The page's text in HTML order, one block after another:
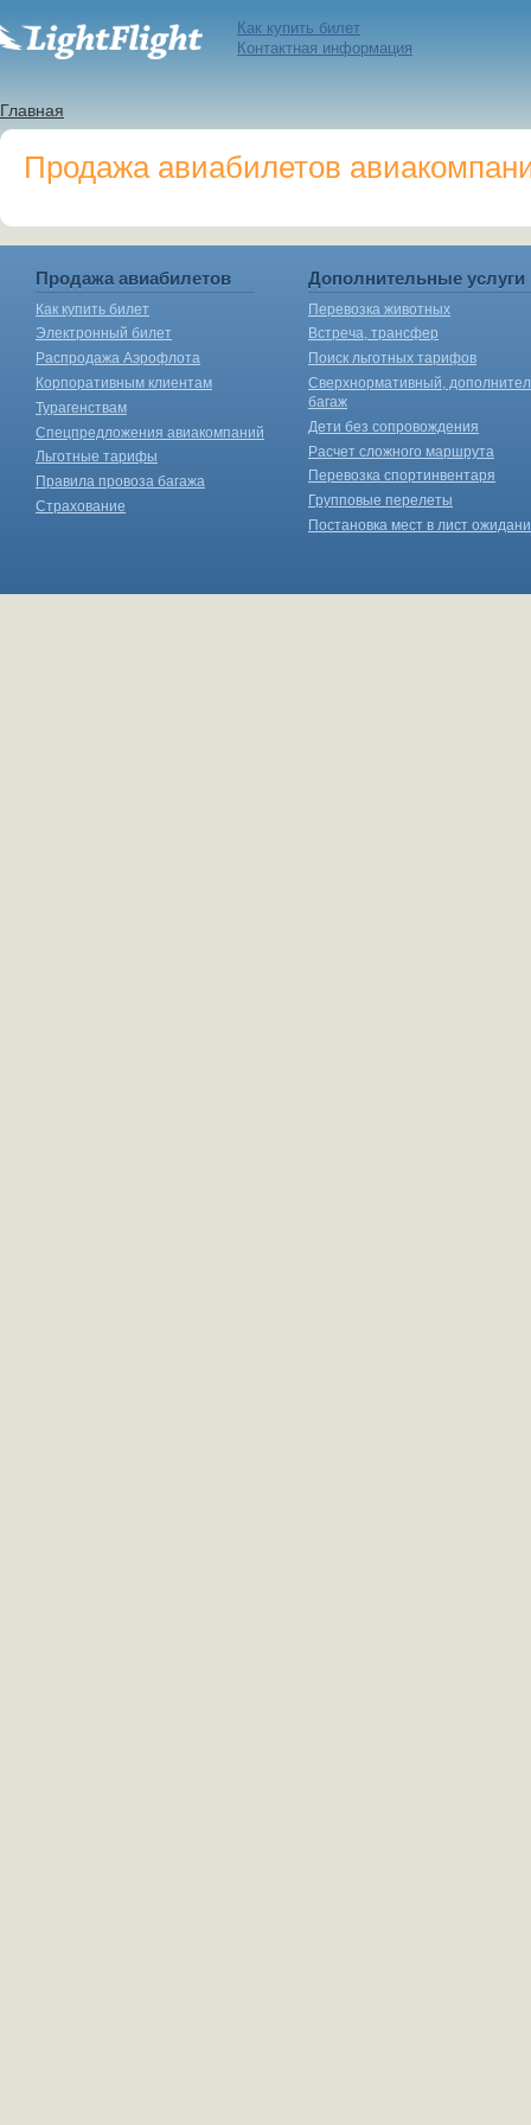
Как купить билет
Контактная информация
Главная
Продажа авиабилетов
Продажа авиабилетов
Как купить билет
Электронный билет
Распродажа Аэрофлота
Корпоративным клиентам
Турагенствам
Спецпредложения авиакомпаний
Льготные тарифы
Правила провоза багажа
Страхование
Дополнительные услуги
Перевозка животных
Встреча, трансфер
Поиск льготных тарифов
Сверхнормативный,
багаж
Дети без сопровождения
Расчет сложного маршрута
Перевозка спортинвентаря
Групповые перелеты
Постановка мест в лист